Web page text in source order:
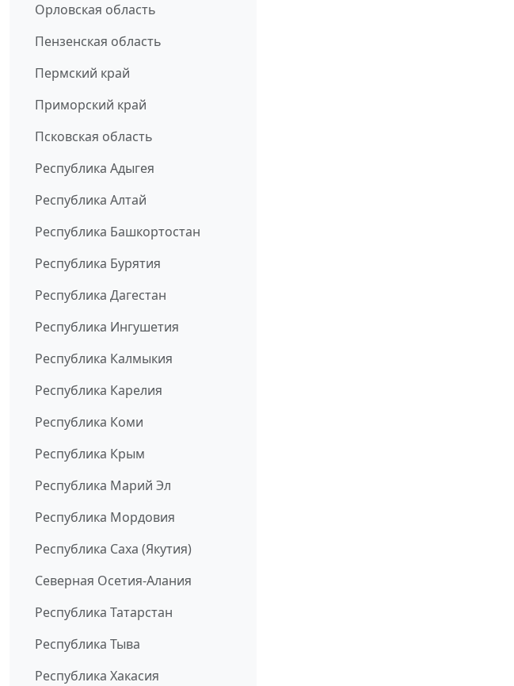
Орловская область
Пензенская область
Пермский край
Приморский край
Псковская область
Республика Адыгея
Республика Алтай
Республика Башкортостан
Республика Бурятия
Республика Дагестан
Республика Ингушетия
Республика Калмыкия
Республика Карелия
Республика Коми
Республика Крым
Республика Марий Эл
Республика Мордовия
Республика Саха (Якутия)
Северная Осетия-Алания
Республика Татарстан
Республика Тыва
Республика Хакасия